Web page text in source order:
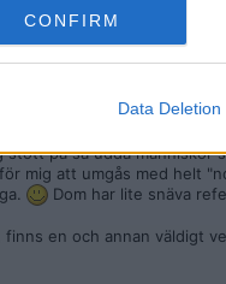
CONFIRM
Data Deletion
är det riktigt ruttet,
ålder och klass), extremt
in lite nytt blod där
inte då omgiven av en
och kör mån-fre"fast-
på så udda
mig att umgås med helt
Dom har lite snäva
finns en och annan väldigt